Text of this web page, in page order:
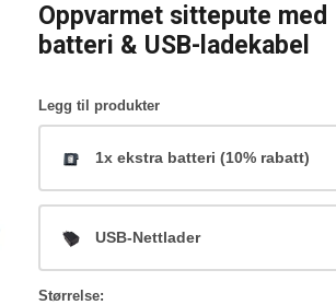
Oppvarmet sittepute med
batteri & USB-ladekabel
Legg til produkter
1x ekstra batteri (10% rabatt)
USB-Nettlader
Størrelse: